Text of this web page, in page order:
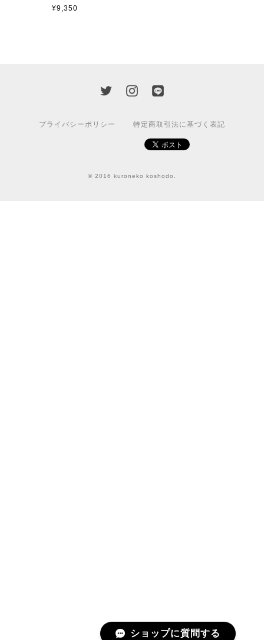
¥9,350
プライバシーポリシー 特定商取引法に基づく表記
© 2016 kuroneko koshodo.
ショップに質問する